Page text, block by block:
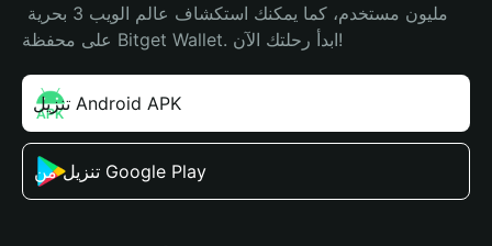
على محفظة Bitget Wallet. ابدأ رحلتك الآن!
تنزيل Android APK
تنزيل من Google Play